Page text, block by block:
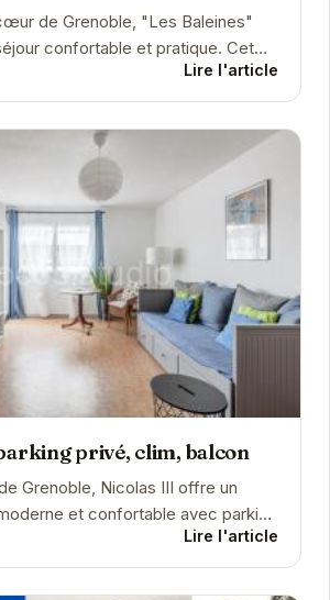
de Grenoble, "Les Baleines"
confortable et pratique. Cet
est équipé de la...Lire l'article
privé, clim, balcon
Grenoble, Nicolas III offre un
et confortable avec parking
et un balcon offrant une vue...
Lire l'article